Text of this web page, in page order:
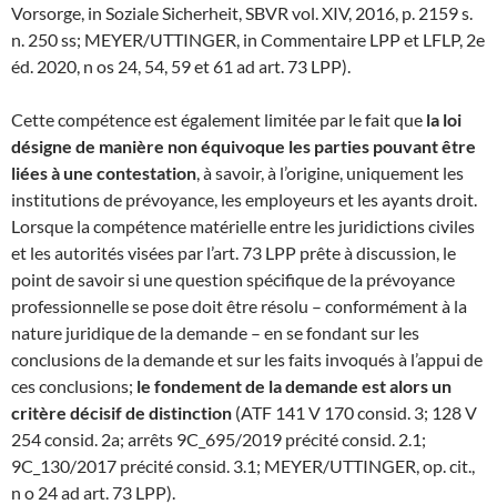
Vorsorge, in Soziale Sicherheit, SBVR vol. XIV, 2016, p. 2159 s.
n. 250 ss; MEYER/UTTINGER, in Commentaire LPP et LFLP, 2e
éd. 2020, n os 24, 54, 59 et 61 ad art. 73 LPP).
Cette compétence est également limitée par le fait que la loi
désigne de manière non équivoque les parties pouvant être
liées à une contestation , à savoir, à l’origine, uniquement les
institutions de prévoyance, les employeurs et les ayants droit.
Lorsque la compétence matérielle entre les juridictions civiles
et les autorités visées par l’art. 73 LPP prête à discussion, le
point de savoir si une question spécifique de la prévoyance
professionnelle se pose doit être résolu – conformément à la
nature juridique de la demande – en se fondant sur les
conclusions de la demande et sur les faits invoqués à l’appui de
ces conclusions; le fondement de la demande est alors un
critère décisif de distinction (ATF 141 V 170 consid. 3; 128 V
254 consid. 2a; arrêts 9C_695/2019 précité consid. 2.1;
9C_130/2017 précité consid. 3.1; MEYER/UTTINGER, op. cit.,
n o 24 ad art. 73 LPP).